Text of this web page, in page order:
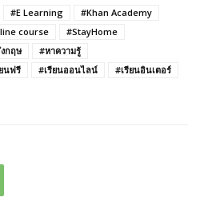
#E Learning
#Khan Academy
course
#StayHome
กฤษ
#หาความรู้
นฟรี #เรียนออนไลน์
#เรียนอินเตอร์